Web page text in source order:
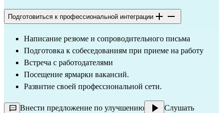
Подготовиться к профессиональной интеграции
Написание резюме и сопроводительного письма
Подготовка к собеседованиям при приеме на работу
Встреча с работодателями
Посещение ярмарки вакансий.
Развитие своей профессиональной сети.
Внести предложение по улучшению Слушать